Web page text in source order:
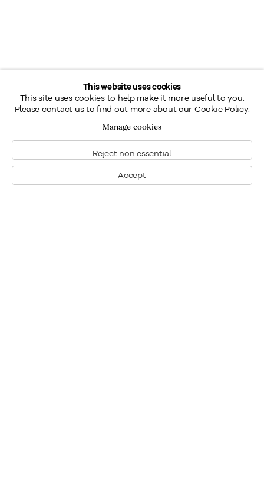
This website uses cookies
This site uses cookies to help make it more useful to you.
Please contact us to find out more about our Cookie Policy.
Manage cookies
Reject non essential
Accept